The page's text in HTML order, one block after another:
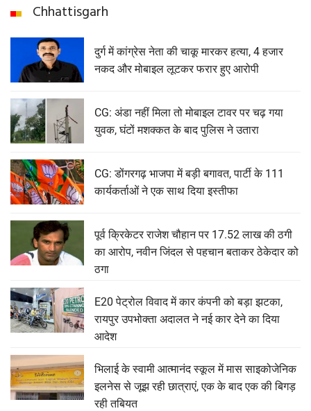
Chhattisgarh
दुर्ग में कांग्रेस नेता की चाकू मारकर हत्या, 4 हजार
नकद और मोबाइल लूटकर फरार हुए आरोपी
CG: अंडा नहीं मिला तो मोबाइल टावर पर चढ़ गया
युवक, घंटों मशक्कत के बाद पुलिस ने उतारा
CG: डोंगरगढ़ भाजपा में बड़ी बगावत, पार्टी के 111
कार्यकर्ताओं ने एक साथ दिया इस्तीफा
पूर्व क्रिकेटर राजेश चौहान पर 17.52 लाख की ठगी
का आरोप, नवीन जिंदल से पहचान बताकर ठेकेदार को
ठगा
E20 पेट्रोल विवाद में कार कंपनी को बड़ा झटका,
रायपुर उपभोक्ता अदालत ने नई कार देने का दिया
आदेश
भिलाई के स्वामी आत्मानंद स्कूल में मास साइकोजेनिक
इलनेस से जूझ रही छात्राएं, एक के बाद एक की बिगड़
रही तबियत